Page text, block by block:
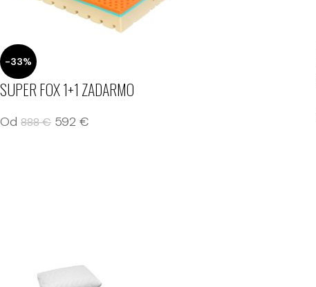
-33%
SUPER FOX 1+1 ZADARMO
Od 888€ 592 €